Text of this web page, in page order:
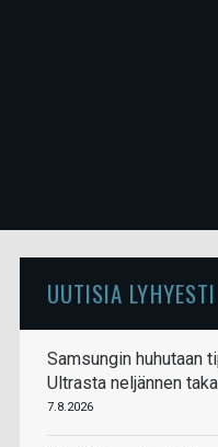
UUTISIA LYHYESTI
Samsungin huhutaan
Ultrasta neljännen
7.8.2026